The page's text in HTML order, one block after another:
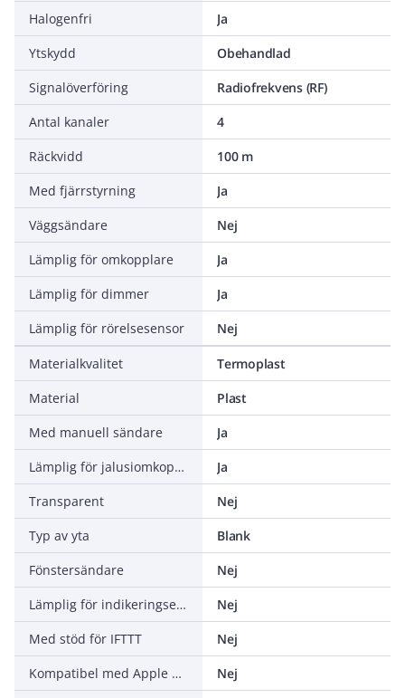
Halogenfri
Ja
Ytskydd
Obehandlad
Signalöverföring
Radiofrekvens (RF)
Antal kanaler
4
Räckvidd
100 m
Med fjärrstyrning
Ja
Väggsändare
Nej
Lämplig för omkopplare
Ja
Lämplig för dimmer
Ja
Lämplig för rörelsesensor
Nej
Materialkvalitet
Termoplast
Material
Plast
Med manuell sändare
Ja
Lämplig för jalusiomkopplare
Ja
Transparent
Nej
Typ av yta
Blank
Fönstersändare
Nej
Lämplig för indikeringselement
Nej
Med stöd för IFTTT
Nej
Kompatibel med Apple HomeKit
Nej